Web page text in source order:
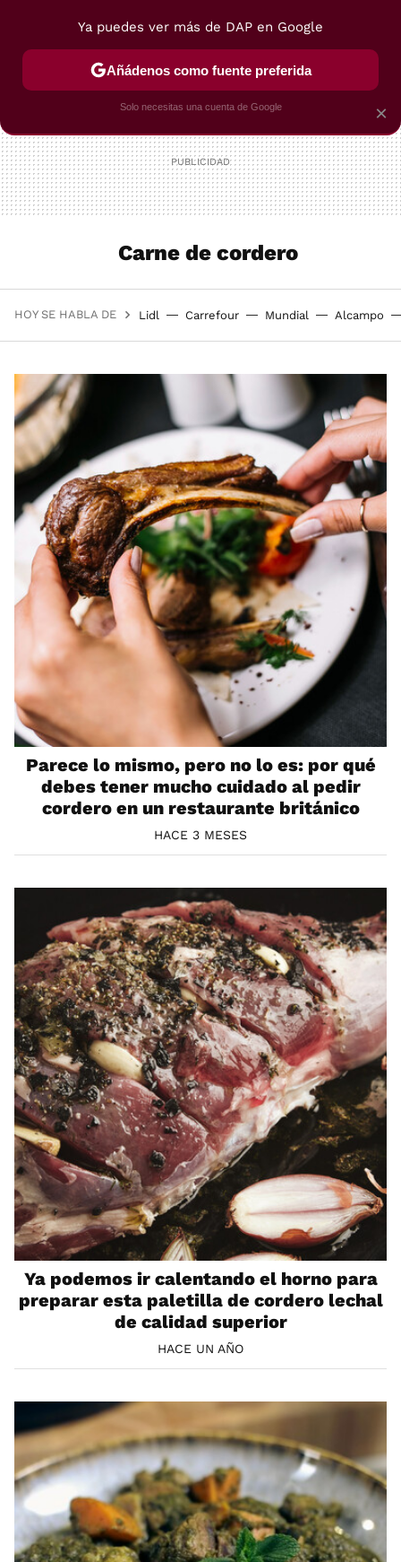
POSTRES VIAJES SELECCIÓN VEGUI
Carne de cordero
HOY SE HABLA DE Lidl Carrefour Mundial Alcampo
Parece lo mismo, pero no lo es: por qué
debes tener mucho cuidado al pedir
cordero en un restaurante británico
HACE 3 MESES
Ya podemos ir calentando el horno para
preparar esta paletilla de cordero lechal
de calidad superior
HACE UN AÑO
×
Ya puedes ver más de DAP en Google
Añádenos como fuente preferida
Solo necesitas una cuenta de Google